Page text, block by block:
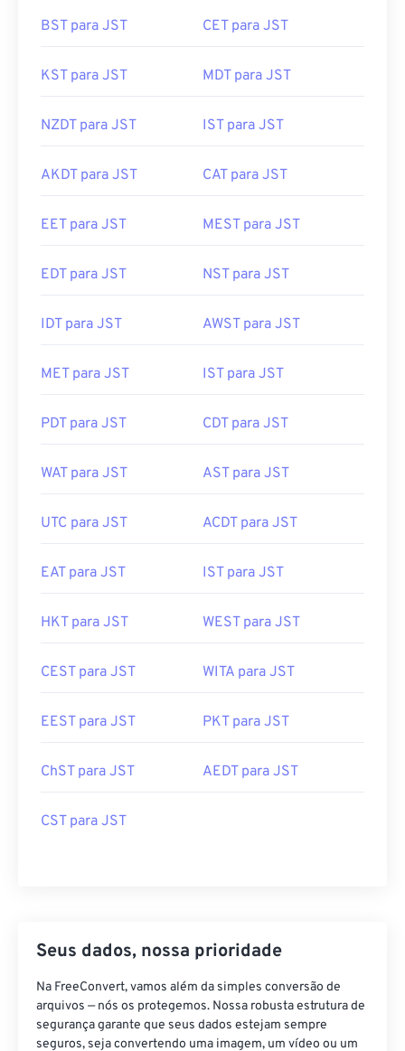
BST para JST CET para JST
KST para JST MDT para JST
NZDT para JST IST para JST
AKDT para JST CAT para JST
EET para JST MEST para JST
EDT para JST NST para JST
IDT para JST AWST para JST
MET para JST IST para JST
PDT para JST CDT para JST
WAT para JST AST para JST
UTC para JST ACDT para JST
EAT para JST IST para JST
HKT para JST WEST para JST
CEST para JST WITA para JST
EEST para JST PKT para JST
ChST para JST AEDT para JST
CST para JST
Seus dados, nossa prioridade
Na FreeConvert, vamos além da simples conversão de
arquivos — nós os protegemos. Nossa robusta estrutura de
segurança garante que seus dados estejam sempre
seguros, seja convertendo uma imagem, um vídeo ou um